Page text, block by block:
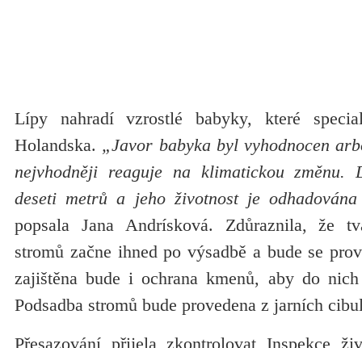
Lípy nahradí vzrostlé babyky, které
Holandska. „Javor babyka byl vyhodnocen
nejvhodněji reaguje na klimatickou změnu.
deseti metrů a jeho životnost je
popsala Jana Andrísková. Zdůraznila, že
stromů začne ihned po výsadbě a bude se
zajištěna bude i ochrana kmenů, aby do
Podsadba stromů bude provedena z jarních
Přesazování přijela zkontrolovat Inspekce